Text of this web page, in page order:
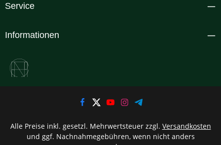
Service
Informationen
Alle Preise inkl. gesetzl. Mehrwertsteuer zzgl. Versandkosten
und ggf. Nachnahmegebühren, wenn nicht anders